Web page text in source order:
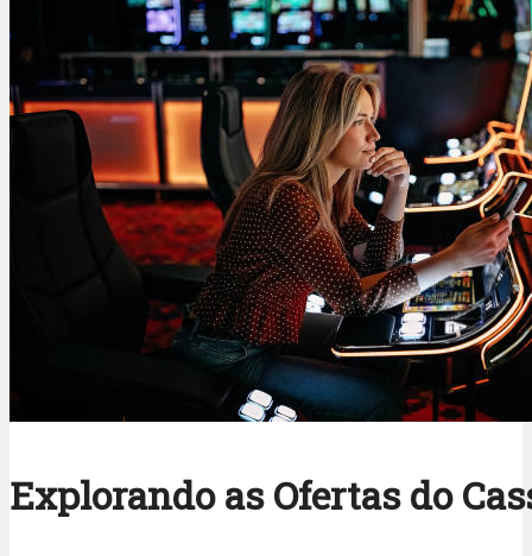
Explorando as Ofertas do